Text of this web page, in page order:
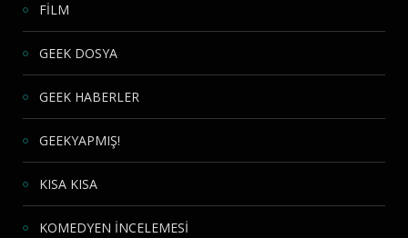
FİLM
GEEK DOSYA
GEEK HABERLER
GEEKYAPMIŞ!
KISA KISA
KOMEDYEN İNCELEMESİ